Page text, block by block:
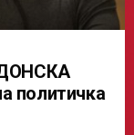
политичка